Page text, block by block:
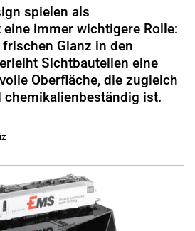
spielen als
immer wichtigere Rolle:
Glanz in den
Sichtbauteilen eine
Oberfläche, die zugleich
ist.